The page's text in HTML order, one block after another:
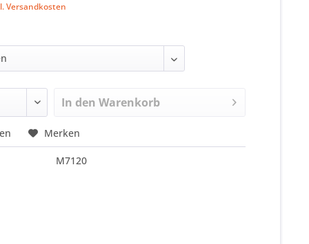
Versandkosten
In den Warenkorb
Merken
M7120